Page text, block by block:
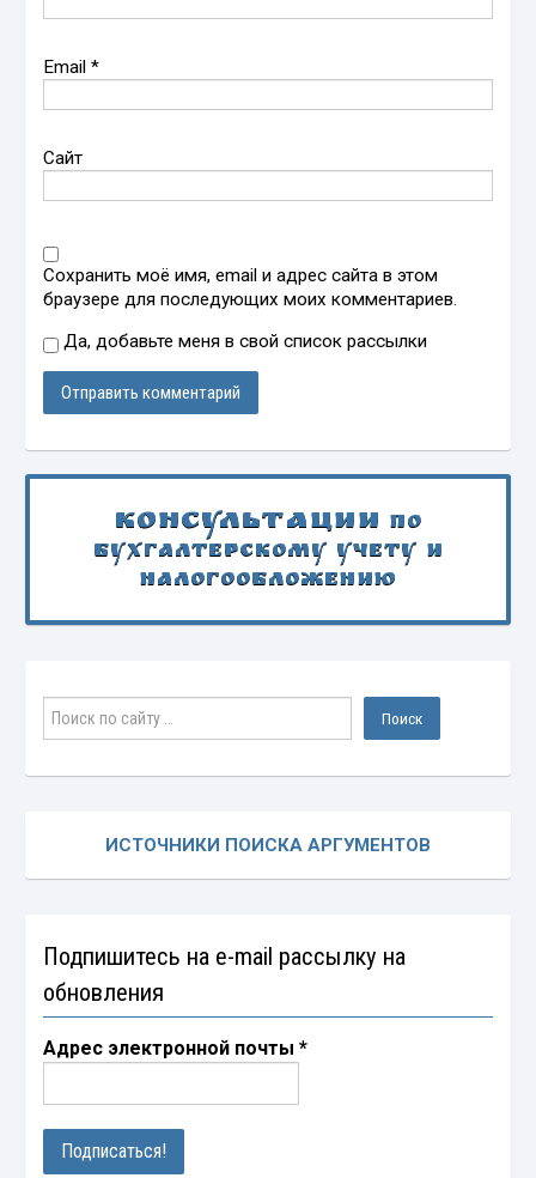
Email*
Сайт
Сохранить моё имя, email и адрес сайта в этом
браузере для последующих моих комментариев.
Да, добавьте меня в свой список рассылки
Консультации по
бухгалтерскому учету и
налогообложению
ИСТОЧНИКИ ПОИСКА АРГУМЕНТОВ
Подпишитесь на e-mail рассылку на
обновления
Адрес электронной почты*